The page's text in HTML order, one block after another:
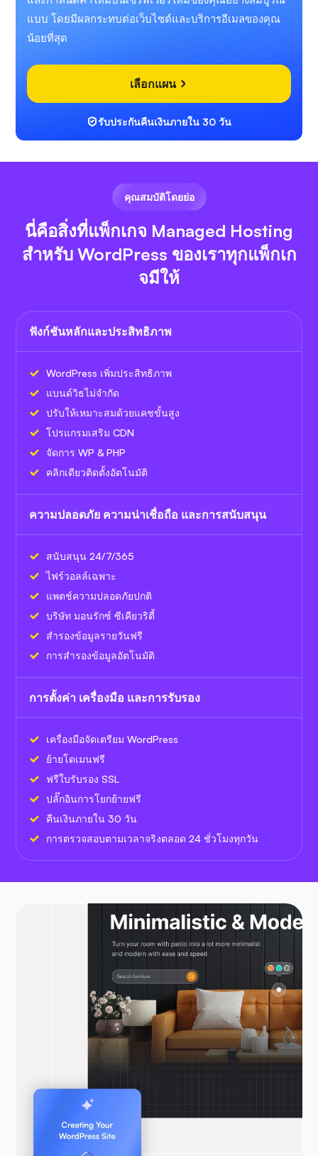
แบบ โดยมีผลกระทบต่อเว็บไซต์และบริการอีเมลของคุณ
น้อยที่สุด
เลือกแผน
รับประกันคืนเงินภายใน 30 วัน
คุณสมบัติโดยย่อ
นี่คือสิ่งที่แพ็กเกจ Managed Hosting
สำหรับ WordPress ของเราทุกแพ็กเก
จมีให้
ฟังก์ชันหลักและประสิทธิภาพ
WordPress เพิ่มประสิทธิภาพ
แบนด์วิธไม่จำกัด
ปรับให้เหมาะสมด้วยแคชขั้นสูง
โปรแกรมเสริม CDN
จัดการ WP & PHP
คลิกเดียวติดตั้งอัตโนมัติ
ความปลอดภัย ความน่าเชื่อถือ และการสนับสนุน
สนับสนุน 24/7/365
ไฟร์วอลล์เฉพาะ
แพตช์ความปลอดภัยปกติ
บริษัท มอนรักซ์ ซีเคียวริตี้
สำรองข้อมูลรายวันฟรี
การสำรองข้อมูลอัตโนมัติ
การตั้งค่า เครื่องมือ และการรับรอง
เครื่องมือจัดเตรียม WordPress
ย้ายโดเมนฟรี
ฟรีใบรับรอง SSL
ปลั๊กอินการโยกย้ายฟรี
คืนเงินภายใน 30 วัน
การตรวจสอบตามเวลาจริงตลอด 24 ชั่วโมงทุกวัน